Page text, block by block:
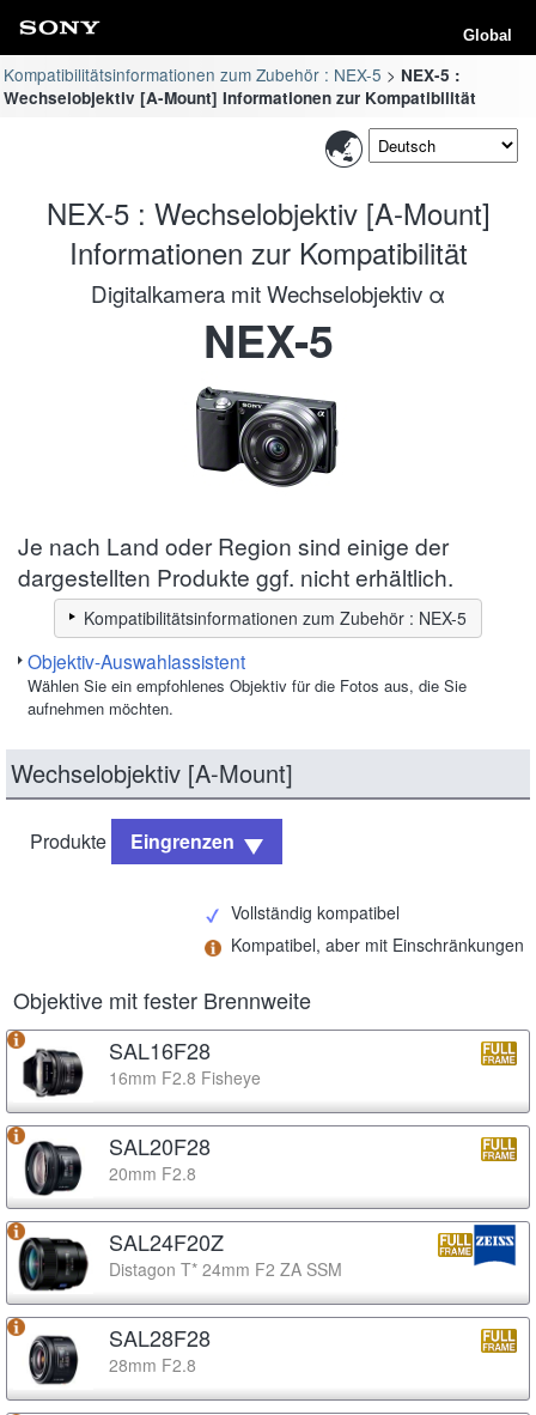
Global
Kompatibilitätsinformationen zum Zubehör : NEX-5
NEX-5 :
Wechselobjektiv [A-Mount] Informationen zur Kompatibilität
NEX-5 : Wechselobjektiv [A-Mount]
Informationen zur Kompatibilität
Digitalkamera mit Wechselobjektiv α
NEX-5
Je nach Land oder Region sind einige der
dargestellten Produkte ggf. nicht erhältlich.
Kompatibilitätsinformationen zum Zubehör : NEX-5
Objektiv-Auswahlassistent
Wählen Sie ein empfohlenes Objektiv für die Fotos aus, die Sie
aufnehmen möchten.
Wechselobjektiv [A-Mount]
Produkte Eingrenzen
Vollständig kompatibel
Kompatibel, aber mit Einschränkungen
Objektive mit fester Brennweite
SAL16F28
16mm F2.8 Fisheye
SAL20F28
20mm F2.8
SAL24F20Z
Distagon T* 24mm F2 ZA SSM
SAL28F28
28mm F2.8